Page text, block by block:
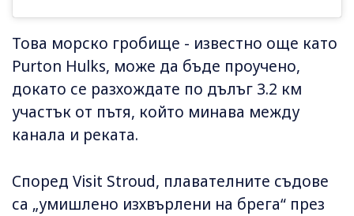
Това морско гробище - известно още като
Purton Hulks, може да бъде проучено,
докато се разхождате по дълъг 3.2 км
участък от пътя, който минава между
канала и реката.
Според Visit Stroud, плавателните съдове
са „умишлено изхвърлени на брега“ през